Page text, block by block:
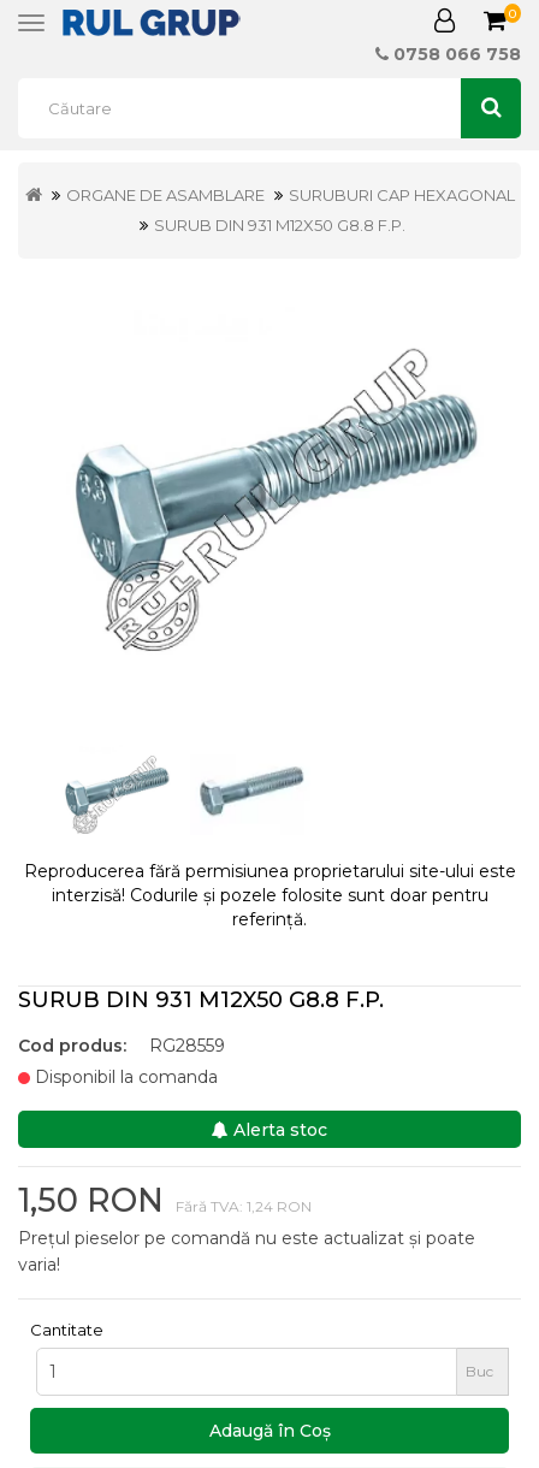
Toggle
0
0758 066 758
ORGANE DE ASAMBLARE
SURUBURI CAP HEXAGONAL
SURUB DIN 931 M12X50 G8.8 F.P.
Reproducerea fără permisiunea proprietarului site-ului este
interzisă! Codurile și pozele folosite sunt doar pentru
referință.
SURUB DIN 931 M12X50 G8.8 F.P.
Cod produs:
RG28559
Disponibil la comanda
Alerta stoc
1,50 RON Fără TVA: 1,24 RON
Prețul pieselor pe comandă nu este actualizat și poate
varia!
Cantitate
Buc
Adaugă în Coş